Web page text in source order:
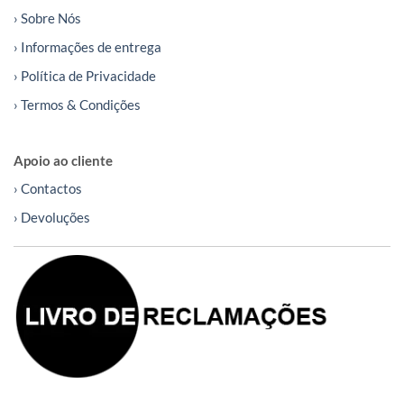
› Sobre Nós
› Informações de entrega
› Política de Privacidade
› Termos & Condições
Apoio ao cliente
› Contactos
› Devoluções